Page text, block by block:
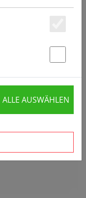
ALLE AUSWÄHLEN